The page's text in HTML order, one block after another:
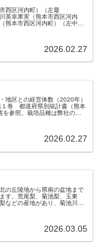
西区河内町）（左最
幸果実（熊本市西区河内
熊本市西区河内町）（左中
2026.02.27
地区との経営体数（2020年）
１巻 都道府県別統計書（熊本
を参照。栽培品種は弊社の独
2026.02.27
の丘陵地から県南の盆地まで
す。荒尾梨、菊池梨、玉東
などの産地があり、菊池川流
2026.03.05